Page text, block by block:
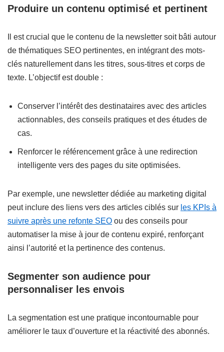
Produire un contenu optimisé et pertinent
Il est crucial que le contenu de la newsletter soit bâti autour
de thématiques SEO pertinentes, en intégrant des mots-
clés naturellement dans les titres, sous-titres et corps de
texte. L’objectif est double :
Conserver l’intérêt des destinataires avec des articles
actionnables, des conseils pratiques et des études de
cas.
Renforcer le référencement grâce à une redirection
intelligente vers des pages du site optimisées.
Par exemple, une newsletter dédiée au marketing digital
peut inclure des liens vers des articles ciblés sur les KPIs à
suivre après une refonte SEO ou des conseils pour
automatiser la mise à jour de contenu expiré, renforçant
ainsi l’autorité et la pertinence des contenus.
Segmenter son audience pour
personnaliser les envois
La segmentation est une pratique incontournable pour
améliorer le taux d’ouverture et la réactivité des abonnés.